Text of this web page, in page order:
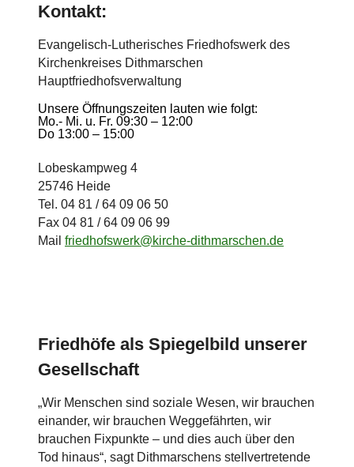
Kontakt:
Evangelisch-Lutherisches Friedhofswerk des
Kirchenkreises Dithmarschen
Hauptfriedhofsverwaltung
Unsere Öffnungszeiten lauten wie folgt:
Mo.- Mi. u. Fr. 09:30 – 12:00
Do 13:00 – 15:00
Lobeskampweg 4
25746 Heide
Tel. 04 81 / 64 09 06 50
Fax 04 81 / 64 09 06 99
Mail friedhofswerk@kirche-dithmarschen.de
Friedhöfe als Spiegelbild unserer
Gesellschaft
„Wir Menschen sind soziale Wesen, wir brauchen
einander, wir brauchen Weggefährten, wir
brauchen Fixpunkte – und dies auch über den
Tod hinaus“, sagt Dithmarschens stellvertretende